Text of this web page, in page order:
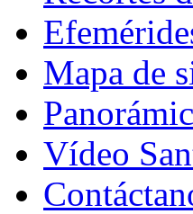
Mapa de
Vídeo